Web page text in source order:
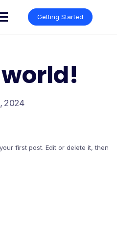
Getting Started
2024
first post. Edit or delete it, then